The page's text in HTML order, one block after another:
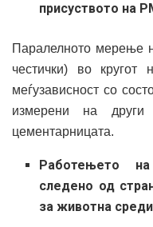
присуството на
Паралелното мерење
честички) во
меѓузависност со
измерени на
цементарницата.
Работењето
следено од
за животна